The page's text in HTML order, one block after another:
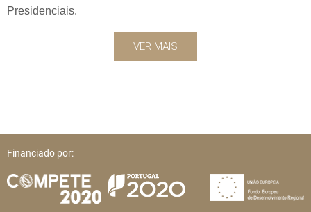
Presidenciais.
VER MAIS
Financiado por: